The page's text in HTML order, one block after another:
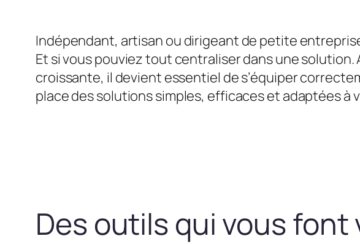
Indépendant, artisan ou dirigeant de petite
Et si vous pouviez tout centraliser dans une
croissante, il devient essentiel de s’équiper
place des solutions simples, efficaces et adaptées à
Des outils qui vous